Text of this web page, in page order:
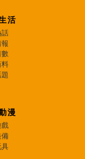
活
話
數
料
漫
戲
備
具